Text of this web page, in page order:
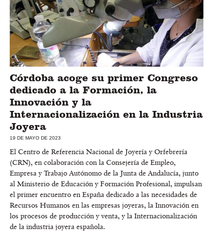
Córdoba acoge su primer Congreso
dedicado a la Formación, la
Innovación y la
Internacionalización en la Industria
Joyera
19 DE MAYO DE 2023
El Centro de Referencia Nacional de Joyería y Orfebrería
(CRN), en colaboración con la Consejería de Empleo,
Empresa y Trabajo Autónomo de la Junta de Andalucía, junto
al Ministerio de Educación y Formación Profesional, impulsan
el primer encuentro en España dedicado a las necesidades de
Recursos Humanos en las empresas joyeras, la Innovación en
los procesos de producción y venta, y la Internacionalización
de la industria joyera española.